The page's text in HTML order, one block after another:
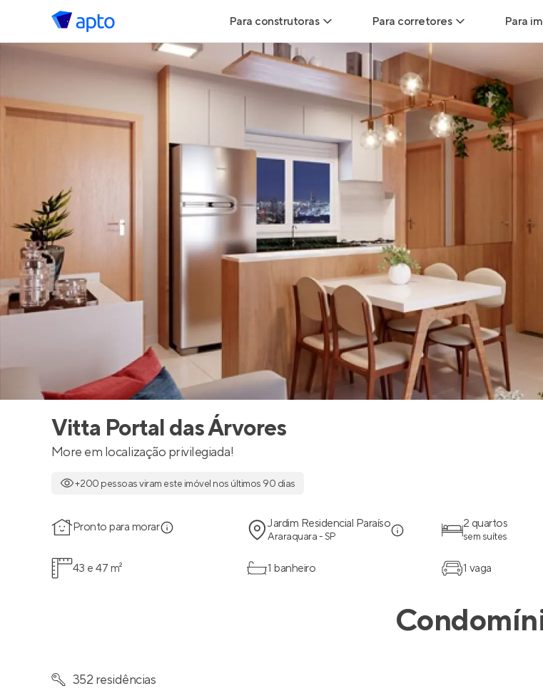
Para construtoras
Geração de Leads
Geração de Visitas
Geração de Vendas
Maiores Construtoras
Parcerias Imobiliárias
Anunciar Imóveis
Para corretores
Leads para Corretores
Corretor+
Parcerias imobiliárias
Perfil Verificado
Anunciar imóveis
Para
Vitta Portal das Árvores
More em localização privilegiada!
+200 pessoas viram este imóvel nos últimos 90 dias
Pronto para morar Jardim Residencial Paraíso
Araraquara - SP
2 quartos
sem suítes
43 e 47 m² 1 banheiro 1 vaga
352 residências